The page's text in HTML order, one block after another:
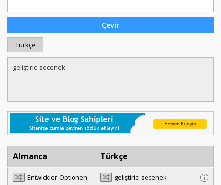
Türkçe
Almanca Türkçe
Entwickler-Optionen geliştirici secenek